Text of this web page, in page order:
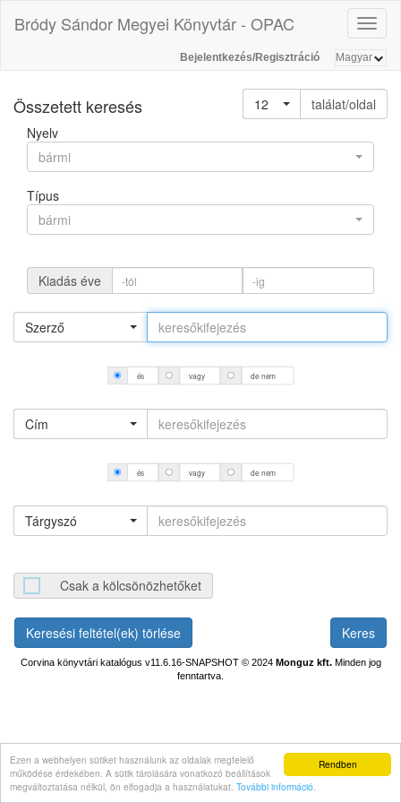
Rendben
Ezen a webhelyen sütiket használunk az oldalak megfelelő
működése érdekében. A sütik tárolására vonatkozó beállítások
megváltoztatása nélkül, ön elfogadja a használatukat. További információ.
Bródy Sándor Megyei Könyvtár - OPAC
Bejelentkezés/Regisztráció
Összetett keresés 12
találat/oldal
Nyelv
bármi
Típus
bármi
Kiadás éve
Szerző
és vagy de nem
Cím
és vagy de nem
Tárgyszó
Csak a kölcsönözhetőket
Keresési feltétel(ek) törlése
Corvina könyvtári katalógus v11.6.16-SNAPSHOT© 2024 Monguz kft.Minden jog
fenntartva.